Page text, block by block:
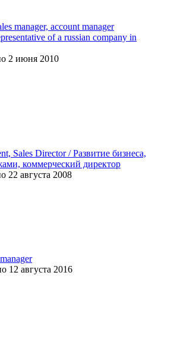
manager, account manager
of a russian company in
2 июня 2010
Sales Director / Развитие бизнеса,
коммерческий директор
22 августа 2008
12 августа 2016